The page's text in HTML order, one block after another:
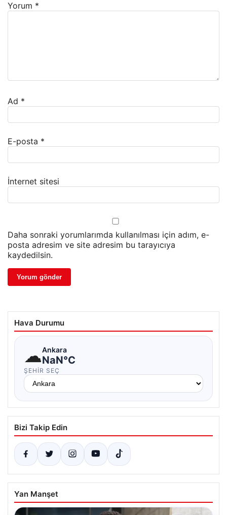
Yorum *
Ad *
E-posta *
İnternet sitesi
Daha sonraki yorumlarımda kullanılması için adım, e-
posta adresim ve site adresim bu tarayıcıya
kaydedilsin.
Hava Durumu
☁Ankara
NaN°C
ŞEHIR SEÇ
Bizi Takip Edin
Yan Manşet